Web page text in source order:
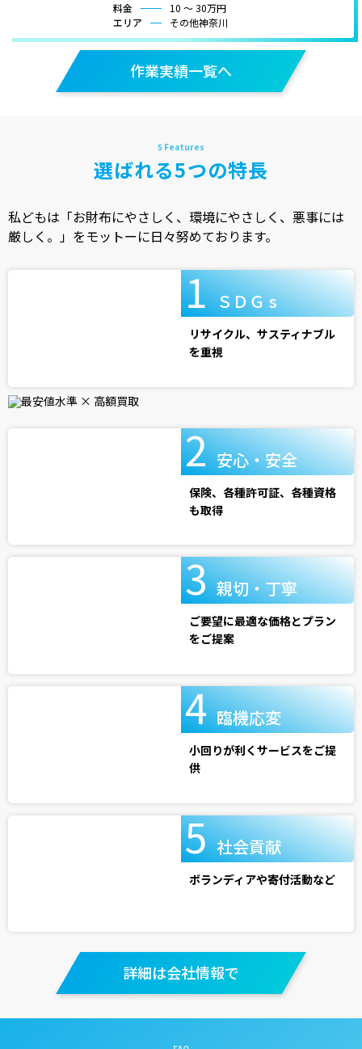
料金
10 〜 30万円
エリア
その他神奈川
作業実績一覧へ
選ばれる5つの特長
私どもは「お財布にやさしく、環境にやさしく、悪事には
厳しく。」をモットーに日々努めております。
ＳＤＧ s
リサイクル、サスティナブル
を重視
安心・安全
保険、各種許可証、各種資格
も取得
親切・丁寧
ご要望に最適な価格とプラン
をご提案
臨機応変
小回りが利くサービスをご提
供
社会貢献
ボランディアや寄付活動など
詳細は会社情報で